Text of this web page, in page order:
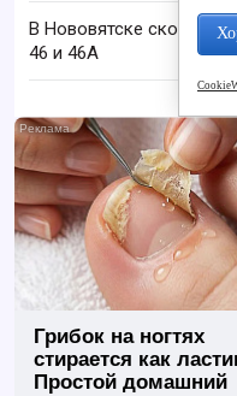
В Нововятске
46 и 46А
Грибок на ногтях
стирается как
Простой домашний